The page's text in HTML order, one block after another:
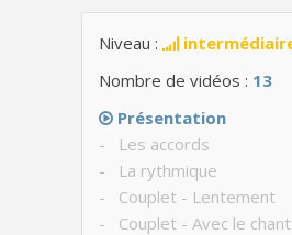
Niveau :
Nombre de vidéos : 13
Présentation
- Les accords
- La rythmique
- Couplet - Lentement
- Couplet - Avec le chant